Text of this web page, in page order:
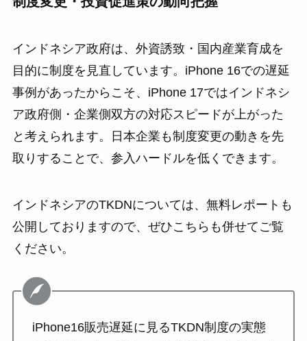
インドネシア政府は、外資誘致・国内産業育成を
目的に制度を見直しています。iPhone 16での遅延
事例があったからこそ、iPhone 17ではインドネシ
ア政府側・企業側双方の対応スピードが上がった
と考えられます。日本企業も制度変更の動きを先
取りすることで、参入ハードルを低くできます。
インドネシアのTKDNについては、無料レポートも
公開しておりますので、ぜひこちらも併せてご覧
ください。
iPhone16販売遅延に見るTKDN制度の実態